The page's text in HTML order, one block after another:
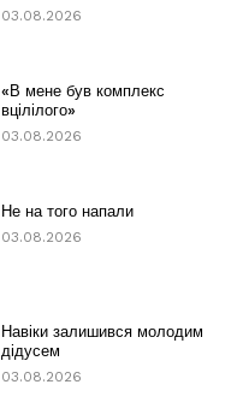
03.08.2026
«В мене був комплекс
вцілілого»
03.08.2026
Не на того напали
03.08.2026
Навіки залишився молодим
дідусем
03.08.2026